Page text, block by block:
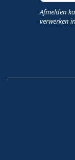
Afmelden
verwerken